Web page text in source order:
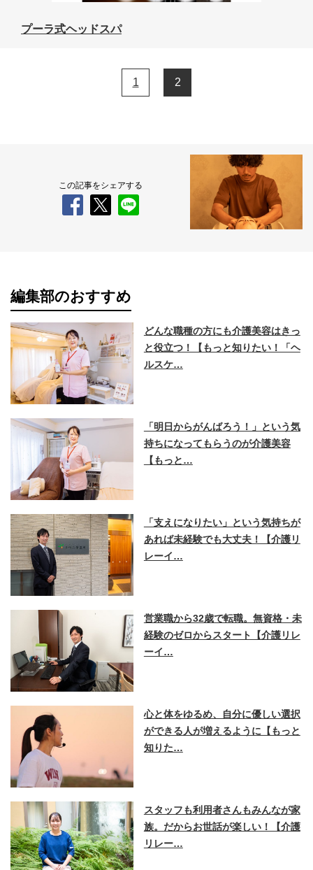
プーラ式ヘッドスパ
1 2
この記事をシェアする
編集部のおすすめ
どんな職種の方にも介護美容はきっ
と役立つ！【もっと知りたい！「ヘ
ルスケ…
「明日からがんばろう！」という気
持ちになってもらうのが介護美容
【もっと…
「支えになりたい」という気持ちが
あれば未経験でも大丈夫！【介護リ
レーイ…
営業職から32歳で転職。無資格・未
経験のゼロからスタート【介護リレ
ーイ…
心と体をゆるめ、自分に優しい選択
ができる人が増えるように【もっと
知りた…
スタッフも利用者さんもみんなが家
族。だからお世話が楽しい！【介護
リレー…